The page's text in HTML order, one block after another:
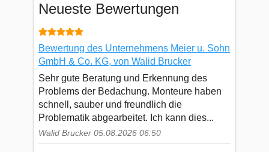
Neueste Bewertungen
Bewertung des Unternehmens Meier u. Sohn
GmbH & Co. KG, von Walid Brucker
Sehr gute Beratung und Erkennung des
Problems der Bedachung. Monteure haben
schnell, sauber und freundlich die
Problematik abgearbeitet. Ich kann dies...
Walid Brucker 05.08.2026 06:50